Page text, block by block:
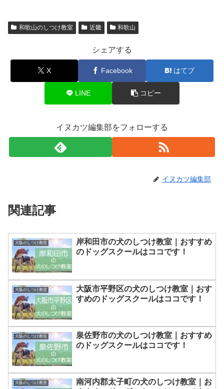
和歌山のしつけ教室 近畿 和歌山
シェアする
X Facebook はてブ
LINE コピー
イヌカツ編集部をフォローする
イヌカツ編集部
関連記事
大阪のしつけ教室
岸和田市の犬のしつけ教室｜おすすめ
のドッグスクールはココです！
大阪のしつけ教室
大阪市平野区の犬のしつけ教室｜おす
すめのドッグスクールはココです！
大阪のしつけ教室
泉佐野市の犬のしつけ教室｜おすすめ
のドッグスクールはココです！
大阪のしつけ教室
南河内郡太子町の犬のしつけ教室｜お